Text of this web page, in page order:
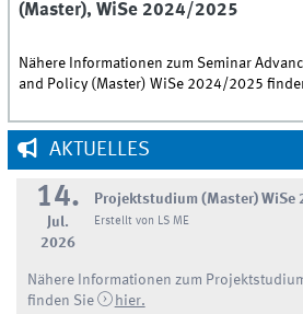
(Master), WiSe 2024/2025
Nähere Informationen zum Seminar
and Policy (Master) WiSe 2024/2025
AKTUELLES
14.
Jul.
2026
Projektstudium (Master) WiSe
Erstellt von LS ME
Nähere Informationen zum
finden Sie
hier.